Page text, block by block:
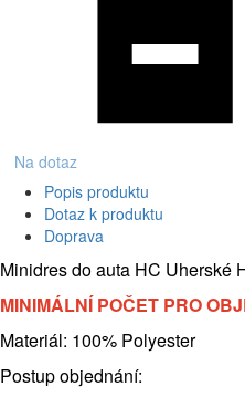
Na dotaz
Popis produktu
Dotaz k produktu
Doprava
Minidres do auta HC Uherské
MINIMÁLNÍ POČET PRO
Materiál: 100% Polyester
Postup objednání: